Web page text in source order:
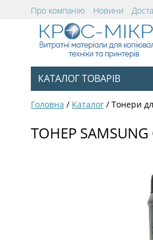
Про компанію Новини
КАТАЛОГ ТОВАРІВ
Головна / Каталог / Тонери
ТОНЕР SAMSUNG